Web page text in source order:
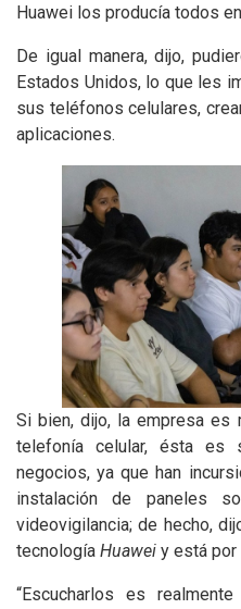
Huawei los producía todos
De igual manera, dijo,
Estados Unidos, lo que les
sus teléfonos celulares,
aplicaciones.
Si bien, dijo, la empresa es
telefonía celular, ésta
negocios, ya que han
instalación de paneles
videovigilancia; de hecho,
tecnología Huawei y está por
“Escucharlos es